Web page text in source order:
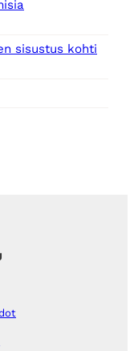
sisustus kohti